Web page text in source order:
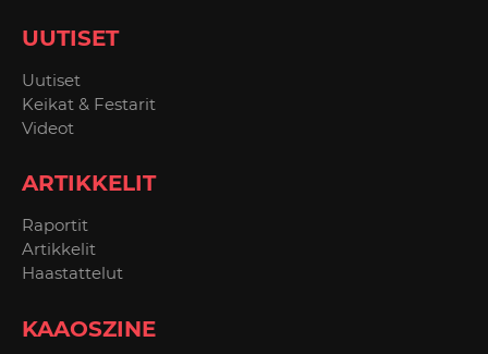
UUTISET
Uutiset
Keikat & Festarit
Videot
ARTIKKELIT
Raportit
Artikkelit
Haastattelut
KAAOSZINE